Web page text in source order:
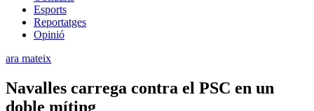
Esports
Reportatges
Opinió
ara mateix
Navalles carrega contra el PSC en un
doble míting